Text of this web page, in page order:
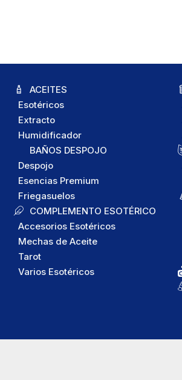
ACEITES
Esotéricos
Extracto
Humidificador
BAÑOS DESPOJO
Despojo
Esencias Premium
Friegasuelos
COMPLEMENTO ESOTÉRICO
Accesorios Esotéricos
Mechas de Aceite
Tarot
Varios Esotéricos